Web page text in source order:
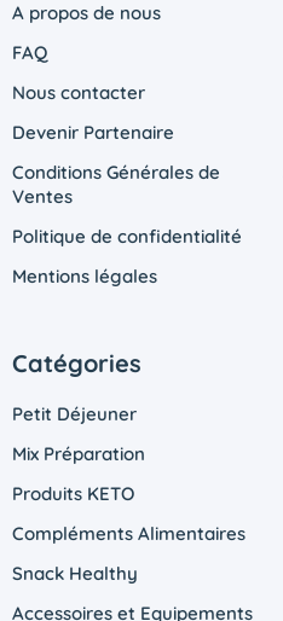
A propos de nous
FAQ
Nous contacter
Devenir Partenaire
Conditions Générales de
Ventes
Politique de confidentialité
Mentions légales
Catégories
Petit Déjeuner
Mix Préparation
Produits KETO
Compléments Alimentaires
Snack Healthy
Accessoires et Equipements